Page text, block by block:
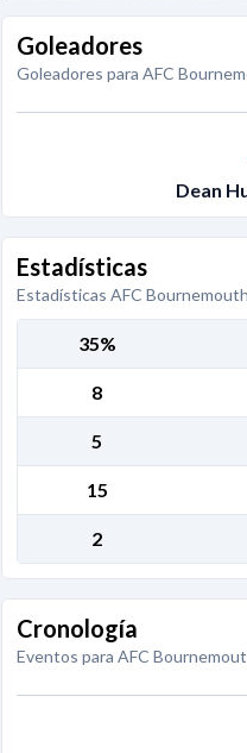
Goleadores
Goleadores para AFC
Dean
Estadísticas
Estadísticas AFC
35%
8
5
15
2
Cronología
Eventos para AFC